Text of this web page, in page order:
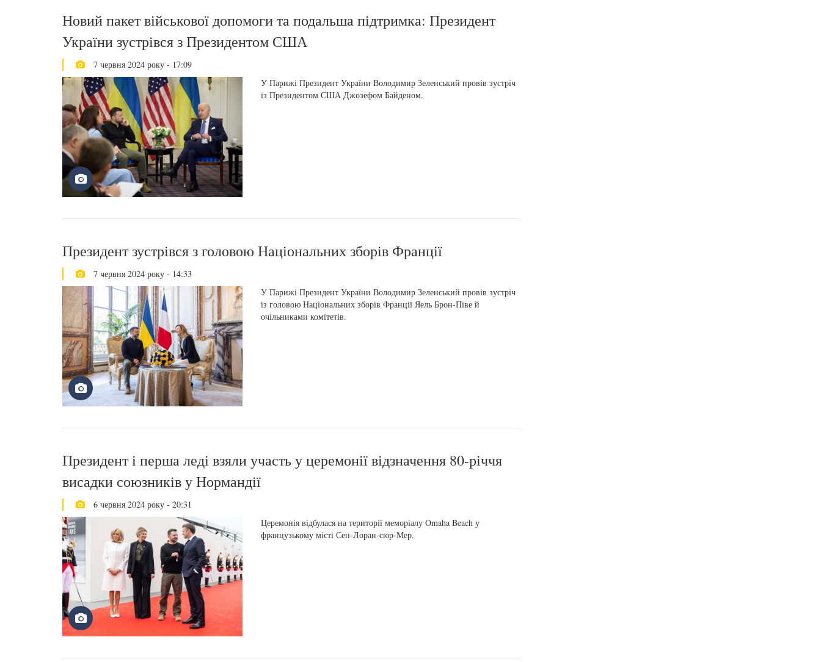
Новий пакет військової допомоги та подальша підтримка: Президент
України зустрівся з Президентом США
7 червня 2024 року - 17:09
У Парижі Президент України Володимир Зеленський провів зустріч
із Президентом США Джозефом Байденом.
Президент зустрівся з головою Національних зборів Франції
7 червня 2024 року - 14:33
У Парижі Президент України Володимир Зеленський провів зустріч
із головою Національних зборів Франції Яель Брон-Піве й
очільниками комітетів.
Президент і перша леді взяли участь у церемонії відзначення 80-річчя
висадки союзників у Нормандії
6 червня 2024 року - 20:31
Церемонія відбулася на території меморіалу Omaha Beach у
французькому місті Сен-Лоран-сюр-Мер.